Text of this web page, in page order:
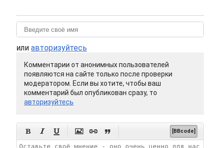
или авторизуйтесь
Комментарии от анонимных пользователей
появляются на сайте только после проверки
модератором. Если вы хотите, чтобы ваш
комментарий был опубликован сразу, то
авторизуйтесь
      [BBcode]